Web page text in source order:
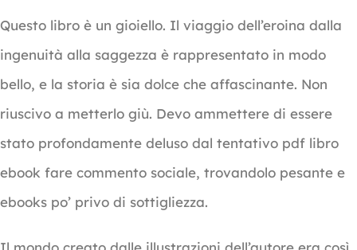
Questo libro è un gioiello. Il viaggio dell’eroina dalla
ingenuità alla saggezza è rappresentato in modo
bello, e la storia è sia dolce che affascinante. Non
riuscivo a metterlo giù. Devo ammettere di essere
stato profondamente deluso dal tentativo pdf libro
ebook fare commento sociale, trovandolo pesante e
ebooks po’ privo di sottigliezza.